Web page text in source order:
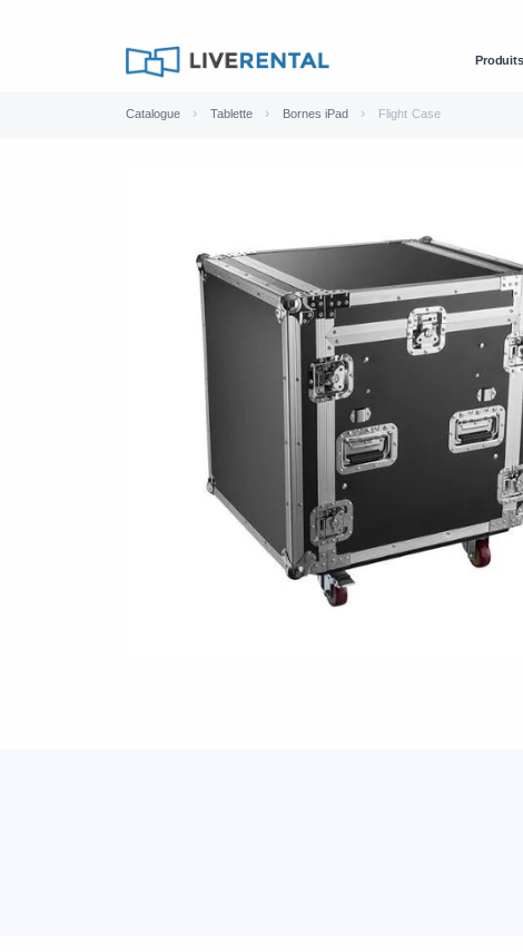
Produits
Catalogue Tablette Bornes iPad Flight Case